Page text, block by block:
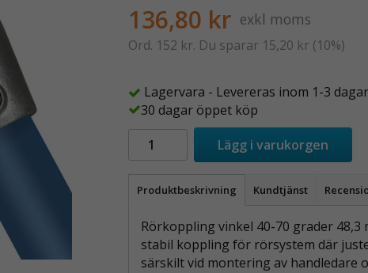
136,80 kr exkl moms
Ord. 152 kr. Du sparar 15,20 kr(10%)
Lagervara - Levereras inom 1-3 dagar
30 dagar öppet köp
Lägg i varukorgen
Produktbeskrivning Kundtjänst
Rörkoppling vinkel 40-70 grader 48,3
stabil koppling för rörsystem där
särskilt vid montering av handledare